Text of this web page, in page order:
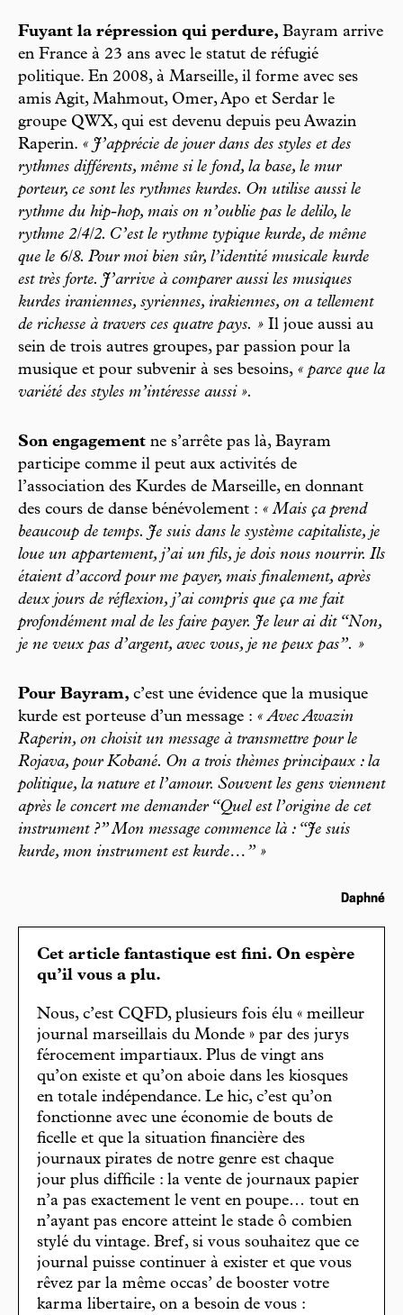
Fuyant la répression qui perdure, Bayram arrive
en France à 23 ans avec le statut de réfugié
politique. En 2008, à Marseille, il forme avec ses
amis Agit, Mahmout, Omer, Apo et Serdar le
groupe QWX, qui est devenu depuis peu Awazin
Raperin. « J’apprécie de jouer dans des styles et des
rythmes différents, même si le fond, la base, le mur
porteur, ce sont les rythmes kurdes. On utilise aussi le
rythme du hip-hop, mais on n’oublie pas le delilo, le
rythme 2/4/2. C’est le rythme typique kurde, de même
que le 6/8. Pour moi bien sûr, l’identité musicale kurde
est très forte. J’arrive à comparer aussi les musiques
kurdes iraniennes, syriennes, irakiennes, on a tellement
de richesse à travers ces quatre pays. » Il joue aussi au
sein de trois autres groupes, par passion pour la
musique et pour subvenir à ses besoins, « parce que la
variété des styles m’intéresse aussi ».
Son engagement ne s’arrête pas là, Bayram
participe comme il peut aux activités de
l’association des Kurdes de Marseille, en donnant
des cours de danse bénévolement : « Mais ça prend
beaucoup de temps. Je suis dans le système capitaliste, je
loue un appartement, j’ai un fils, je dois nous nourrir. Ils
étaient d’accord pour me payer, mais finalement, après
deux jours de réflexion, j’ai compris que ça me fait
profondément mal de les faire payer. Je leur ai dit “Non,
je ne veux pas d’argent, avec vous, je ne peux pas”. »
Pour Bayram, c’est une évidence que la musique
kurde est porteuse d’un message : « Avec Awazin
Raperin, on choisit un message à transmettre pour le
Rojava, pour Kobané. On a trois thèmes principaux : la
politique, la nature et l’amour. Souvent les gens viennent
après le concert me demander “Quel est l’origine de cet
instrument ?” Mon message commence là : “Je suis
kurde, mon instrument est kurde…” »
Daphné
Cet article fantastique est fini. On espère
qu’il vous a plu.
Nous, c’est CQFD, plusieurs fois élu « meilleur
journal marseillais du Monde » par des jurys
férocement impartiaux. Plus de vingt ans
qu’on existe et qu’on aboie dans les kiosques
en totale indépendance. Le hic, c’est qu’on
fonctionne avec une économie de bouts de
ficelle et que la situation financière des
journaux pirates de notre genre est chaque
jour plus difficile : la vente de journaux papier
n’a pas exactement le vent en poupe… tout en
n’ayant pas encore atteint le stade ô combien
stylé du vintage. Bref, si vous souhaitez que ce
journal puisse continuer à exister et que vous
rêvez par la même occas’ de booster votre
karma libertaire, on a besoin de vous :